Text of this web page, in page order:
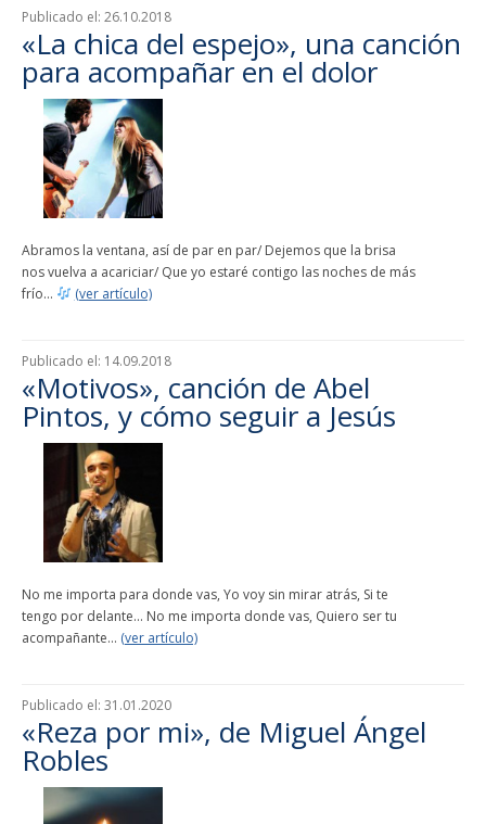
Publicado el: 26.10.2018
«La chica del espejo», una canción
para acompañar en el dolor
Abramos la ventana, así de par en par/ Dejemos que la brisa
nos vuelva a acariciar/ Que yo estaré contigo las noches de más
frío...
(ver artículo)
Publicado el: 14.09.2018
«Motivos», canción de Abel
Pintos, y cómo seguir a Jesús
No me importa para donde vas, Yo voy sin mirar atrás, Si te
tengo por delante... No me importa donde vas, Quiero ser tu
acompañante... (ver artículo)
Publicado el: 31.01.2020
«Reza por mi», de Miguel Ángel
Robles